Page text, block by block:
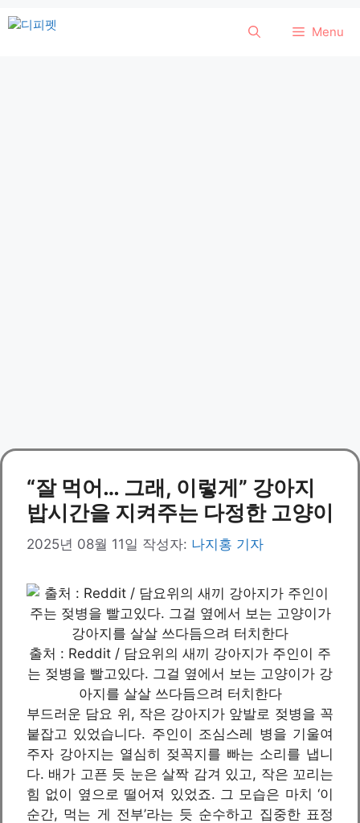
컨
Menu
“잘 먹어… 그래, 이렇게” 강아지
밥시간을 지켜주는 다정한 고양이
2025년 08월 11일 작성자: 나지홍 기자
출처 : Reddit / 담요위의 새끼 강아지가 주인이 주
는 젖병을 빨고있다. 그걸 옆에서 보는 고양이가 강
아지를 살살 쓰다듬으려 터치한다
부드러운 담요 위, 작은 강아지가 앞발로 젖병을 꼭
붙잡고 있었습니다. 주인이 조심스레 병을 기울여
주자 강아지는 열심히 젖꼭지를 빠는 소리를 냅니
다. 배가 고픈 듯 눈은 살짝 감겨 있고, 작은 꼬리는
힘 없이 옆으로 떨어져 있었죠. 그 모습은 마치 ‘이
순간, 먹는 게 전부’라는 듯 순수하고 집중한 표정